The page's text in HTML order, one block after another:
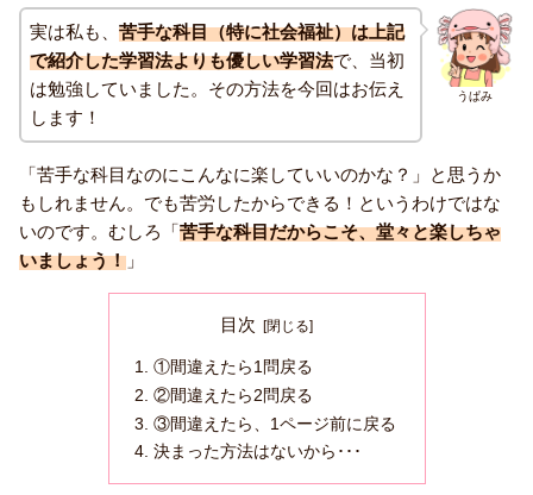
うぱみ
実は私も、 苦手な科目（特に社会福祉）は上記
で紹介した学習法よりも優しい学習法で、当初
は勉強していました。その方法を今回はお伝え
します！
「苦手な科目なのにこんなに楽していいのかな？」と思うか
もしれません。でも苦労したからできる！というわけではな
いのです。むしろ「 苦手な科目だからこそ、堂々と楽しちゃ
いましょう！ 」
目次
①間違えたら1問戻る
②間違えたら2問戻る
③間違えたら、1ページ前に戻る
決まった方法はないから･･･